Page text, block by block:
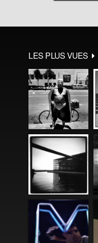
LES PLUS VUES